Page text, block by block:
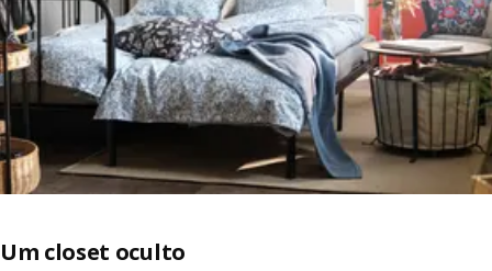
Um closet oculto